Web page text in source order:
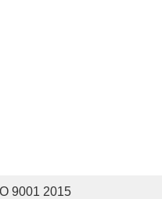
9001 2015